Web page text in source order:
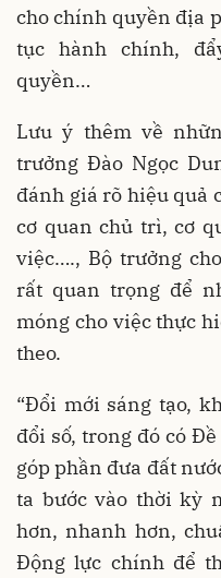
cho chính quyền địa
tục hành chính,
quyền…
Lưu ý thêm về
trưởng Đào Ngọc
đánh giá rõ hiệu quả
cơ quan chủ trì, cơ
việc…., Bộ trưởng
rất quan trọng để
móng cho việc thực
theo.
“Đổi mới sáng tạo,
đổi số, trong đó có
góp phần đưa đất
ta bước vào thời kỳ
hơn, nhanh hơn,
Động lực chính để